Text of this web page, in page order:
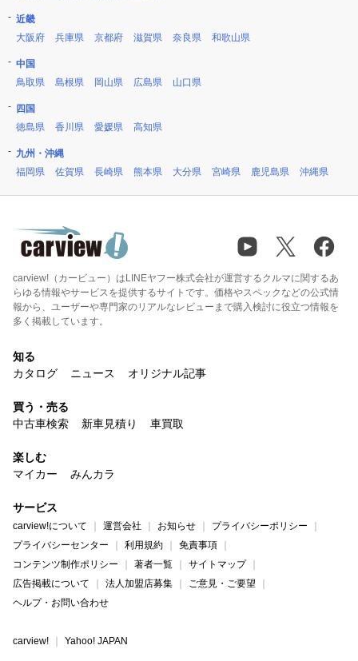
近畿
大阪府
兵庫県 京都府 滋賀県 奈良県 和歌山県
中国
鳥取県
島根県 岡山県 広島県 山口県
四国
徳島県
香川県 愛媛県 高知県
九州・沖縄
福岡県
佐賀県 長崎県 熊本県 大分県 宮崎県 鹿児島県 沖縄県
carview!（カービュー）はLINEヤフー株式会社が運営するクルマに関するあ
らゆる情報やサービスを提供するサイトです。価格やスペックなどの公式情
報から、ユーザーや専門家のリアルなレビューまで購入検討に役立つ情報を
多く掲載しています。
知る
カタログ
ニュース オリジナル記事
買う・売る
中古車検索
新車見積り 車買取
楽しむ
マイカー
みんカラ
サービス
carview!について 運営会社 お知らせ
プライバシーポリシー
プライバシーセンター
利用規約
免責事項
コンテンツ制作ポリシー
著者一覧
サイトマップ
広告掲載について
法人加盟店募集
ご意見・ご要望
ヘルプ・お問い合わせ
carview! Yahoo! JAPAN